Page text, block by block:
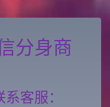
分身商
客服：